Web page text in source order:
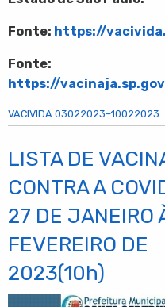
Fonte: https://
Fonte:
https://
VACIVIDA 03022023–10022023
LISTA DE
CONTRA A
27 DE JANEIRO
FEVEREIRO DE
2023(10h)